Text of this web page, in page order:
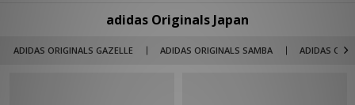
adidas Originals Japan
ADIDAS ORIGINALS GAZELLE ADIDAS ORIGINALS SAMBA ADIDAS